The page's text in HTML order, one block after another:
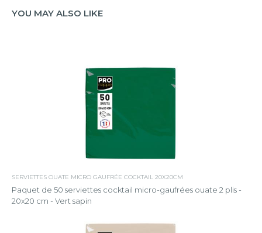
YOU MAY ALSO LIKE
SERVIETTES OUATE MICRO GAUFRÉE COCKTAIL 20X20CM
Paquet de 50 serviettes cocktail micro-gaufrées ouate 2 plis -
20x20 cm - Vert sapin